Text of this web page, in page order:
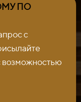
ПО
с
возможностью